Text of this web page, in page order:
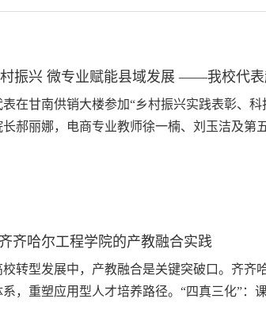
振兴 微专业赋能县域发展 ——我校代
在甘南供销大楼参加“乡村振兴实践表彰、
郝丽娜，电商专业教师徐一楠、刘玉洁及
齐哈尔工程学院的产教融合实践
转型发展中，产教融合是关键突破口。齐齐
，重塑应用型人才培养路径。“四真三化”：